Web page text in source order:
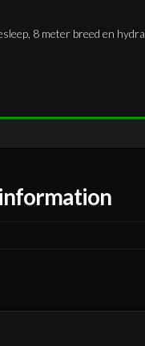
8 meter breed en